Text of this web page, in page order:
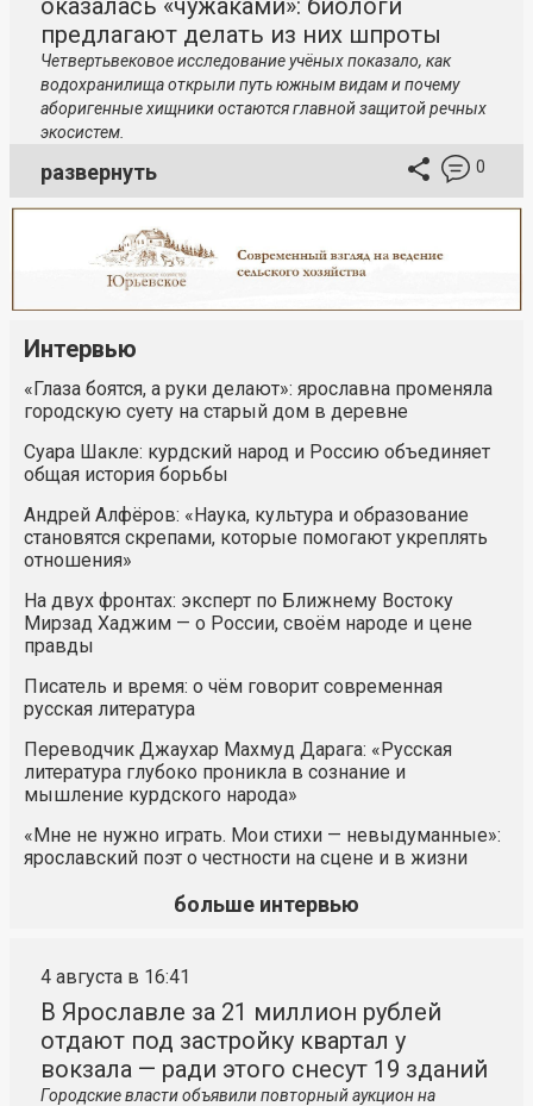
оказалась «чужаками»: биологи
предлагают делать из них шпроты
Четвертьвековое исследование учёных показало, как
водохранилища открыли путь южным видам и почему
аборигенные хищники остаются главной защитой речных
экосистем.
развернуть 0
Интервью
«Глаза боятся, а руки делают»: ярославна променяла
городскую суету на старый дом в деревне
Суара Шакле: курдский народ и Россию объединяет
общая история борьбы
Андрей Алфёров: «Наука, культура и образование
становятся скрепами, которые помогают укреплять
отношения»
На двух фронтах: эксперт по Ближнему Востоку
Мирзад Хаджим — о России, своём народе и цене
правды
Писатель и время: о чём говорит современная
русская литература
Переводчик Джаухар Махмуд Дарага: «Русская
литература глубоко проникла в сознание и
мышление курдского народа»
«Мне не нужно играть. Мои стихи — невыдуманные»:
ярославский поэт о честности на сцене и в жизни
больше интервью
4 августа в 16:41
В Ярославле за 21 миллион рублей
отдают под застройку квартал у
вокзала — ради этого снесут 19 зданий
Городские власти объявили повторный аукцион на